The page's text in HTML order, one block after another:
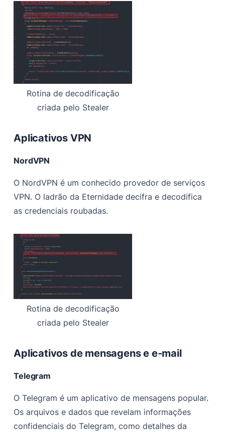
Rotina de decodificação
criada pelo Stealer
Aplicativos VPN
NordVPN
O NordVPN é um conhecido provedor de serviços
VPN. O ladrão da Eternidade decifra e decodifica
as credenciais roubadas.
Rotina de decodificação
criada pelo Stealer
Aplicativos de mensagens e e-mail
Telegram
O Telegram é um aplicativo de mensagens popular.
Os arquivos e dados que revelam informações
confidenciais do Telegram, como detalhes da